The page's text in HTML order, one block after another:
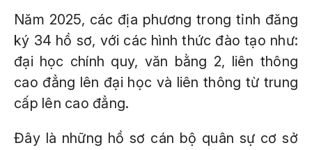
Năm 2025, các địa phương trong tỉnh đăng
ký 34 hồ sơ, với các hình thức đào tạo như:
đại học chính quy, văn bằng 2, liên thông
cao đẳng lên đại học và liên thông từ trung
cấp lên cao đẳng.
Đây là những hồ sơ cán bộ quân sự cơ sở